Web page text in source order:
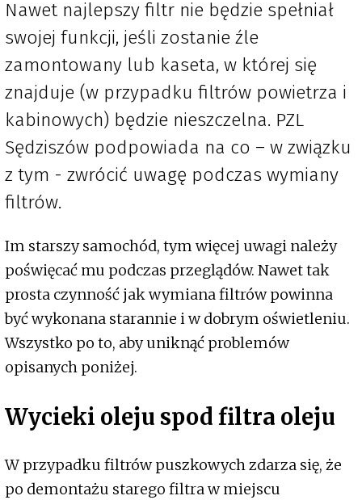
Nawet najlepszy filtr nie będzie spełniał
swojej funkcji, jeśli zostanie źle
zamontowany lub kaseta, w której się
znajduje (w przypadku filtrów powietrza i
kabinowych) będzie nieszczelna. PZL
Sędziszów podpowiada na co – w związku
z tym - zwrócić uwagę podczas wymiany
filtrów.
Im starszy samochód, tym więcej uwagi należy
poświęcać mu podczas przeglądów. Nawet tak
prosta czynność jak wymiana filtrów powinna
być wykonana starannie i w dobrym oświetleniu.
Wszystko po to, aby uniknąć problemów
opisanych poniżej.
Wycieki oleju spod filtra oleju
W przypadku filtrów puszkowych zdarza się, że
po demontażu starego filtra w miejscu